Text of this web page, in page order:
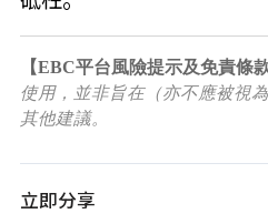
【EBC平台風險提示及免責條
使用，並非旨在（亦不應被視
其他建議。
立即分享